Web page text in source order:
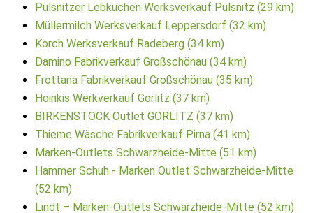
Pulsnitzer Lebkuchen Werksverkauf Pulsnitz (29 km)
Müllermilch Werksverkauf Leppersdorf (32 km)
Korch Werksverkauf Radeberg (34 km)
Damino Fabrikverkauf Großschönau (34 km)
Frottana Fabrikverkauf Großschönau (35 km)
Hoinkis Werkverkauf Görlitz (37 km)
BIRKENSTOCK Outlet GÖRLITZ (37 km)
Thieme Wäsche Fabrikverkauf Pirna (41 km)
Marken-Outlets Schwarzheide-Mitte (51 km)
Hammer Schuh - Marken Outlet Schwarzheide-Mitte
(52 km)
Lindt – Marken-Outlets Schwarzheide-Mitte (52 km)